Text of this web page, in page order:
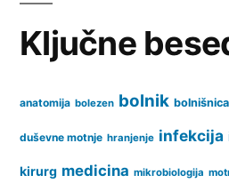
Ključne
anatomija bolezen bolnik bolnišnica
duševne motnje hranjenje infekcija
kirurg medicina mikrobiologija